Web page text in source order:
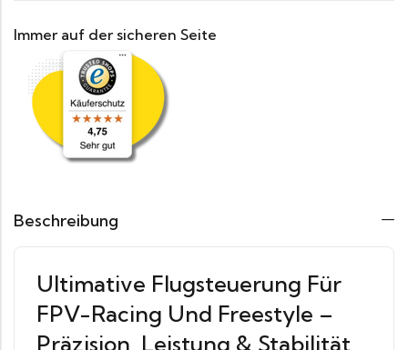
Immer auf der sicheren Seite
Beschreibung
Ultimative Flugsteuerung Für
FPV-Racing Und Freestyle –
Präzision, Leistung & Stabilität